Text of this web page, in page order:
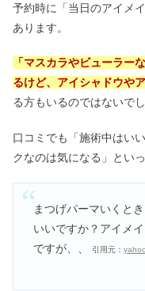
予約時に「当日のアイメ
あります。
「マスカラやビューラー
るけど、アイシャドウや
る方もいるのではないでし
口コミでも「施術中はい
クなのは気になる」とい
まつげパーマいくと
いいですか？アイメ
ですが、、
引用元：